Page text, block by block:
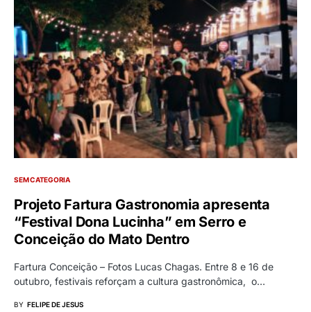
SEM CATEGORIA
Projeto Fartura Gastronomia apresenta
“Festival Dona Lucinha” em Serro e
Conceição do Mato Dentro
Fartura Conceição – Fotos Lucas Chagas. Entre 8 e 16 de
outubro, festivais reforçam a cultura gastronômica, o…
BY FELIPE DE JESUS